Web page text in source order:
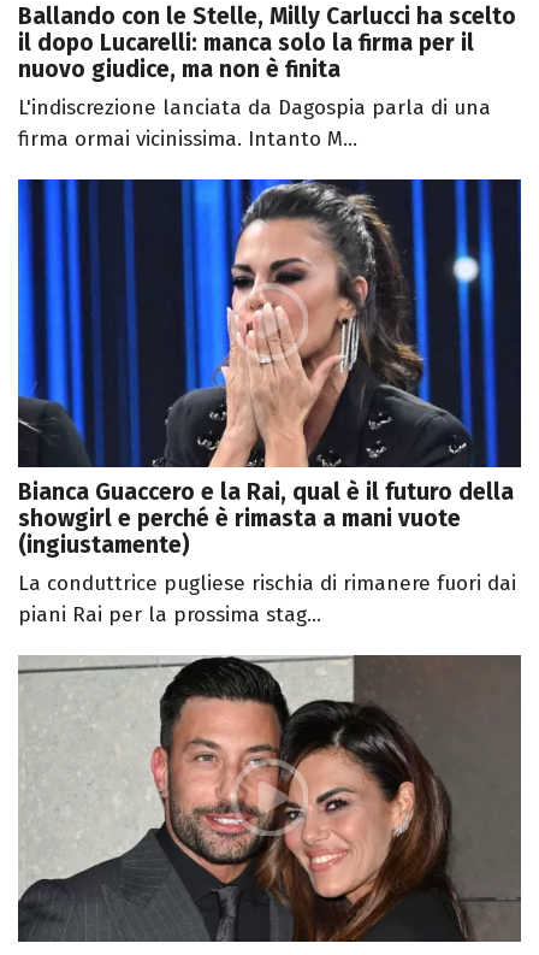
Ballando con le Stelle, Milly Carlucci ha scelto
il dopo Lucarelli: manca solo la firma per il
nuovo giudice, ma non è finita
L'indiscrezione lanciata da Dagospia parla di una
firma ormai vicinissima. Intanto M...
Bianca Guaccero e la Rai, qual è il futuro della
showgirl e perché è rimasta a mani vuote
(ingiustamente)
La conduttrice pugliese rischia di rimanere fuori dai
piani Rai per la prossima stag...